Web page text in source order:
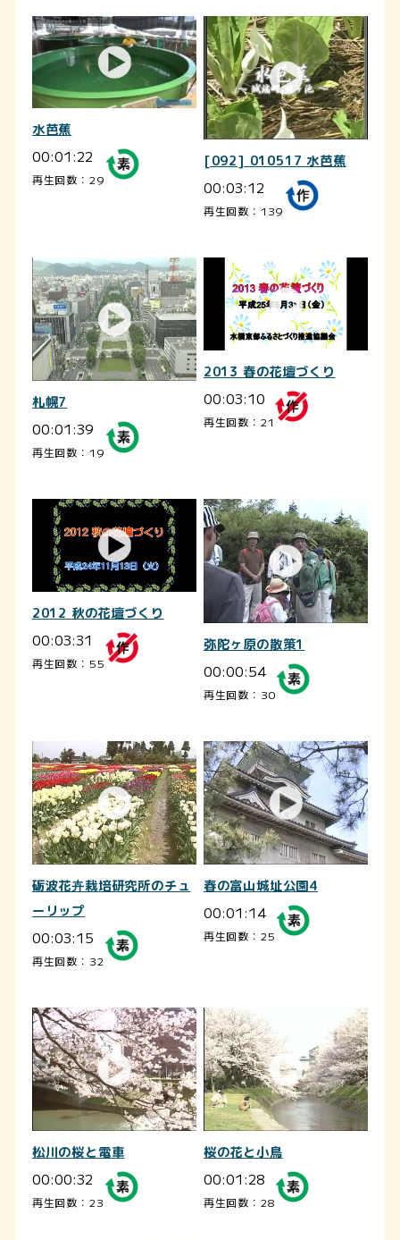
水芭蕉
00:01:22
再生回数：29
[092] 010517 水芭蕉
00:03:12
再生回数：139
札幌7
00:01:39
再生回数：19
2013 春の花壇づくり
00:03:10
再生回数：21
2012 秋の花壇づくり
00:03:31
再生回数：55
弥陀ヶ原の散策1
00:00:54
再生回数：30
砺波花卉栽培研究所のチュ
ーリップ
00:03:15
再生回数：32
春の富山城址公園4
00:01:14
再生回数：25
松川の桜と電車
00:00:32
再生回数：23
桜の花と小鳥
00:01:28
再生回数：28